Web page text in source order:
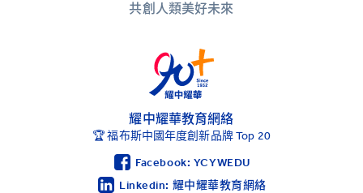
共創人類美好未來
耀中耀華教育網絡
🏆 福布斯中國年度創新品牌 Top 20
Facebook: YCYWEDU
Linkedin: 耀中耀華教育網絡